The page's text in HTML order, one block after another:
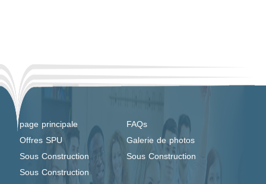
page principale
FAQs
Offres SPU
Galerie de photos
Sous Construction
Sous Construction
Sous Construction